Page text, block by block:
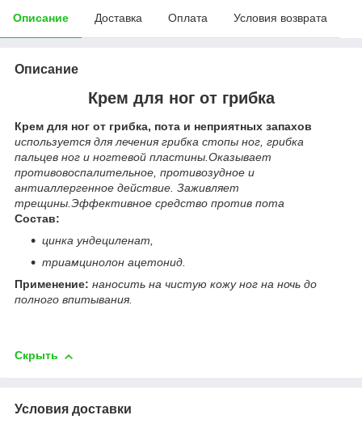
Описание Доставка Оплата Условия возврата
Описание
Крем для ног от грибка
Крем для ног от грибка, пота и неприятных запахов
используется для лечения грибка стопы ног, грибка
пальцев ног и ногтевой пластины.Оказывает
противовоспалительное, противозудное и
антиаллергенное действие. Заживляет
трещины.Эффективное средство против пота
Состав:
цинка ундециленат,
триамцинолон ацетонид.
Применение: наносить на чистую кожу ног на ночь до
полного впитывания.
Скрыть
Условия доставки